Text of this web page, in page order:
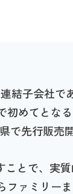
結子会社
めてとな
で先行販売
とで、実
ァミリー